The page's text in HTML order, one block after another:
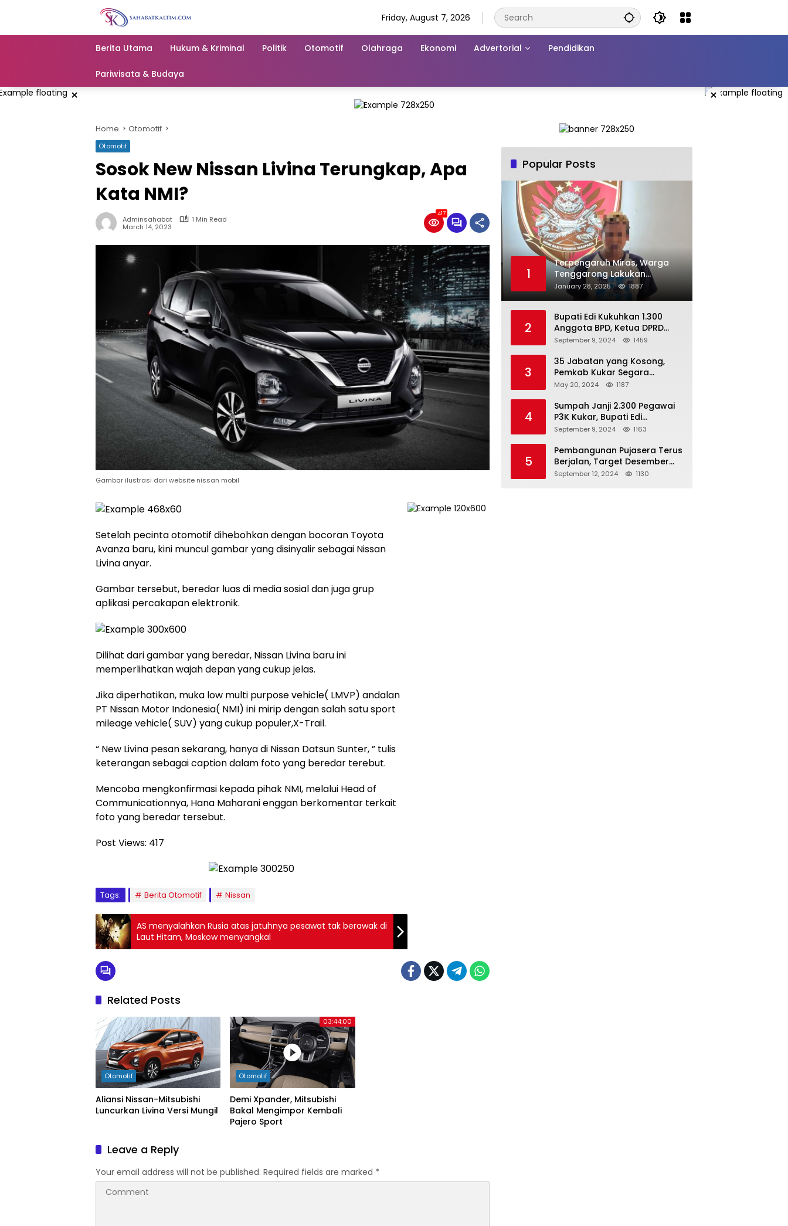
Friday, August 7, 2026
Berita Utama Hukum & Kriminal Politik Otomotif Olahraga Ekonomi Advertorial Pendidikan
Pariwisata & Budaya
× ×
Home Otomotif
Otomotif
Sosok New Nissan Livina Terungkap, Apa
Kata NMI?
Adminsahabat
1 Min Read
March 14, 2023
417
Gambar ilustrasi dari website nissan mobil
Setelah pecinta otomotif dihebohkan dengan bocoran Toyota
Avanza baru, kini muncul gambar yang disinyalir sebagai Nissan
Livina anyar.
Gambar tersebut, beredar luas di media sosial dan juga grup
aplikasi percakapan elektronik.
Dilihat dari gambar yang beredar, Nissan Livina baru ini
memperlihatkan wajah depan yang cukup jelas.
Jika diperhatikan, muka low multi purpose vehicle( LMVP) andalan
PT Nissan Motor Indonesia( NMI) ini mirip dengan salah satu sport
mileage vehicle( SUV) yang cukup populer,X-Trail.
“ New Livina pesan sekarang, hanya di Nissan Datsun Sunter, ” tulis
keterangan sebagai caption dalam foto yang beredar terebut.
Mencoba mengkonfirmasi kepada pihak NMI, melalui Head of
Communicationnya, Hana Maharani enggan berkomentar terkait
foto yang beredar tersebut.
Post Views: 417
Tags: Berita Otomotif Nissan
AS menyalahkan Rusia atas jatuhnya pesawat tak berawak di
Laut Hitam, Moskow menyangkal
Related Posts
Otomotif
Aliansi Nissan-Mitsubishi
Luncurkan Livina Versi Mungil
03:44:00
Otomotif
Demi Xpander, Mitsubishi
Bakal Mengimpor Kembali
Pajero Sport
Leave a Reply
Your email address will not be published. Required fields are marked *
Popular Posts
1
Terpengaruh Miras, Warga
Tenggarong Lakukan
Penganiayaan Kepada
Teman Sendiri
January 28, 2025 1887
2
Bupati Edi Kukuhkan 1.300
Anggota BPD, Ketua DPRD
Kukar : Lakukan Tupoksi
Pembangunan Secara Merata
September 9, 2024 1459
3
35 Jabatan yang Kosong,
Pemkab Kukar Segara
Mencari Pejabat yang
May 20, 2024 1187
4
Sumpah Janji 2.300 Pegawai
P3K Kukar, Bupati Edi
Damansyah Ingatkan
September 9, 2024 1163
5
Pembangunan Pujasera Terus
Berjalan, Target Desember
2024 Rampung
September 12, 2024 1130